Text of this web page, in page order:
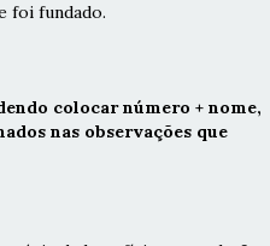
foi fundado.
colocar número + nome,
nas observações que